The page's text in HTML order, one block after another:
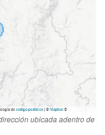
ubicada adentro de